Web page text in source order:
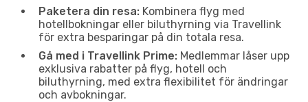
Paketera din resa: Kombinera flyg med
hotellbokningar eller biluthyrning via Travellink
för extra besparingar på din totala resa.
Gå med i Travellink Prime: Medlemmar låser upp
exklusiva rabatter på flyg, hotell och
biluthyrning, med extra flexibilitet för ändringar
och avbokningar.